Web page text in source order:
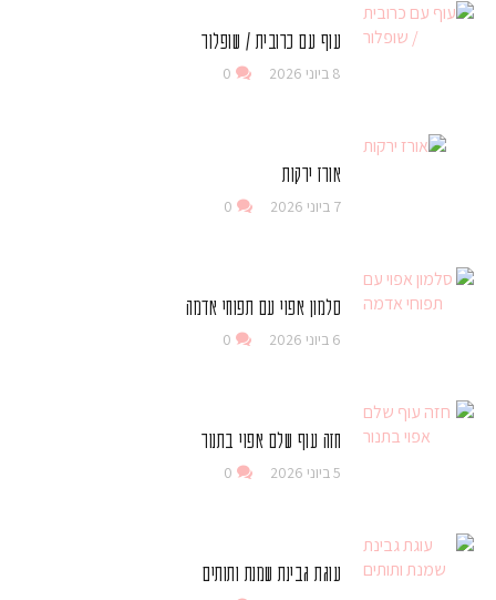
עוף עם כרובית / שופלור
8 ביוני 2026 0
אורז ירקות
7 ביוני 2026 0
סלמון אפוי עם תפוחי אדמה
6 ביוני 2026 0
חזה עוף שלם אפוי בתנור
5 ביוני 2026 0
עוגת גבינת שמנת ותותים